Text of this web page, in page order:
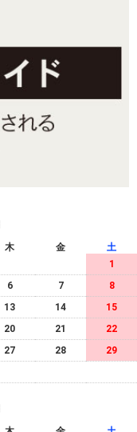
木 金
土
1
6 7
8
13 14
15
20 21
22
27 28
29